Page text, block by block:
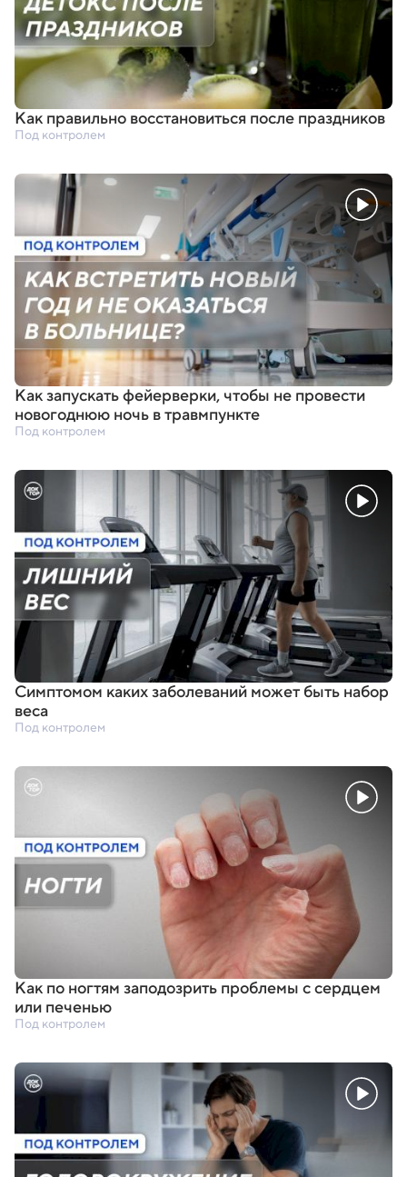
Как правильно восстановиться после праздников
Под контролем
Как запускать фейерверки,чтобы не провести
новогоднюю ночь в травмпункте
Под контролем
Симптомом каких заболеваний может быть набор
веса
Под контролем
Как по ногтям заподозрить проблемы с сердцем
или печенью
Под контролем